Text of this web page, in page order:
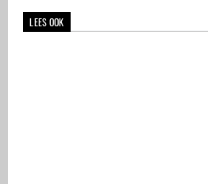
LEES OOK